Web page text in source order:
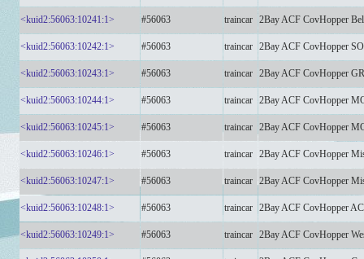
<kuid2:56063:10241:1> #56063 traincar 2Bay ACF CovHopper
<kuid2:56063:10242:1> #56063 traincar 2Bay ACF CovHopper
<kuid2:56063:10243:1> #56063 traincar 2Bay ACF CovHopper
<kuid2:56063:10244:1> #56063 traincar 2Bay ACF CovHopper
<kuid2:56063:10245:1> #56063 traincar 2Bay ACF CovHopper
<kuid2:56063:10246:1> #56063 traincar 2Bay ACF CovHopper
<kuid2:56063:10247:1> #56063 traincar 2Bay ACF CovHopper
<kuid2:56063:10248:1> #56063 traincar 2Bay ACF CovHopper
<kuid2:56063:10249:1> #56063 traincar 2Bay ACF CovHopper